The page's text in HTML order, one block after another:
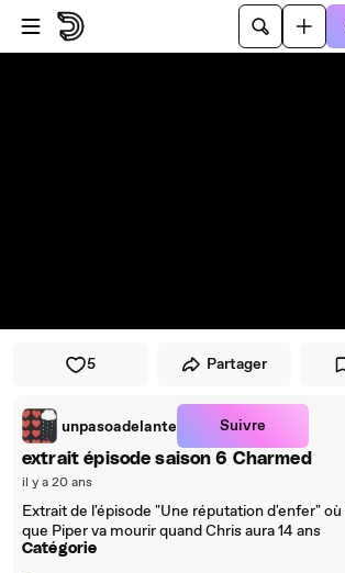
Passer au player
Passer au contenu principal
5 Partager
unpasoadelante Suivre
extrait épisode saison 6 Charmed
il y a 20 ans
Extrait de l'épisode "Une réputation d'enfer"
que Piper va mourir quand Chris aura 14 ans
Catégorie